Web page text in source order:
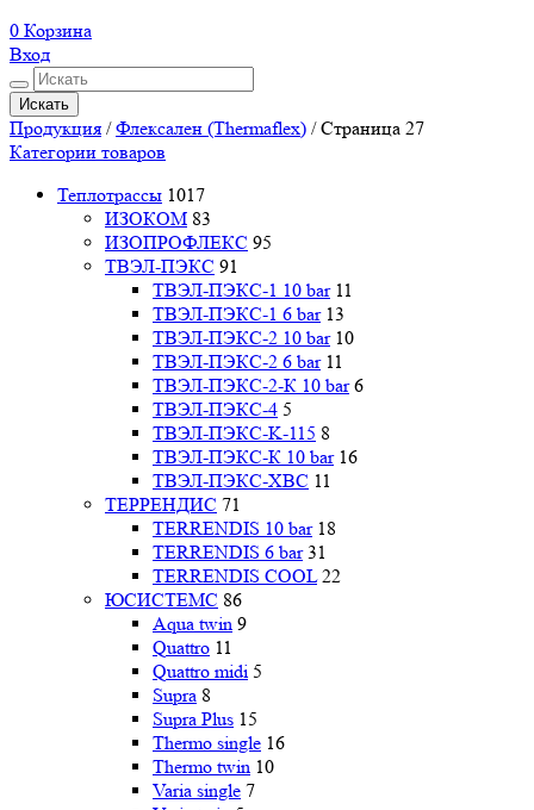
0 Корзина
Вход
Искать
Продукция /Флексален (Thermaflex) /Страница 27
Категории товаров
Теплотрассы 1017
ИЗОКОМ 83
ИЗОПРОФЛЕКС 95
ТВЭЛ-ПЭКС 91
ТВЭЛ-ПЭКС-1 10 bar 11
ТВЭЛ-ПЭКС-1 6 bar 13
ТВЭЛ-ПЭКС-2 10 bar 10
ТВЭЛ-ПЭКС-2 6 bar 11
ТВЭЛ-ПЭКС-2-К 10 bar 6
ТВЭЛ-ПЭКС-4 5
ТВЭЛ-ПЭКС-K-115 8
ТВЭЛ-ПЭКС-К 10 bar 16
ТВЭЛ-ПЭКС-ХВС 11
ТЕРРЕНДИС 71
TERRENDIS 10 bar 18
TERRENDIS 6 bar 31
TERRENDIS COOL 22
ЮСИСТЕМС 86
Aqua twin 9
Quattro 11
Quattro midi 5
Supra 8
Supra Plus 15
Thermo single 16
Thermo twin 10
Varia single 7